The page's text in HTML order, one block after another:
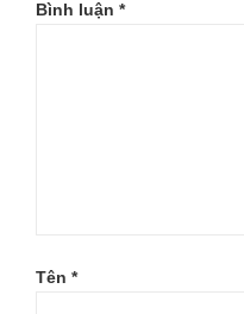
Bình luận *
Tên *